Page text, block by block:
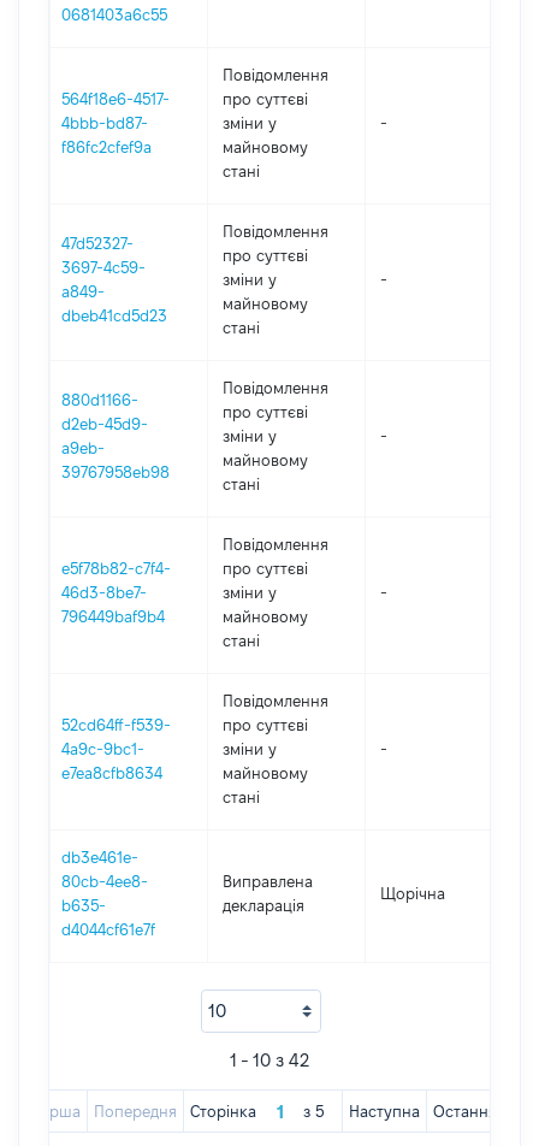
0681403a6c55
564f18e6-4517-
4bbb-bd87-
f86fc2cfef9a
Повідомлення
про суттєві
зміни y
майновому
стані
-
47d52327-
3697-4c59-
a849-
dbeb41cd5d23
Повідомлення
про суттєві
зміни y
майновому
стані
-
880d1166-
d2eb-45d9-
a9eb-
39767958eb98
Повідомлення
про суттєві
зміни y
майновому
стані
-
e5f78b82-c7f4-
46d3-8be7-
796449baf9b4
Повідомлення
про суттєві
зміни y
майновому
стані
-
52cd64ff-f539-
4a9c-9bc1-
e7ea8cfb8634
Повідомлення
про суттєві
зміни y
майновому
стані
-
db3e461e-
80cb-4ee8-
b635-
d4044cf61e7f
Виправлена
декларація
Щорічна
1 - 10 з 42
Перша Попередня Сторінка з 5 Наступна Остання